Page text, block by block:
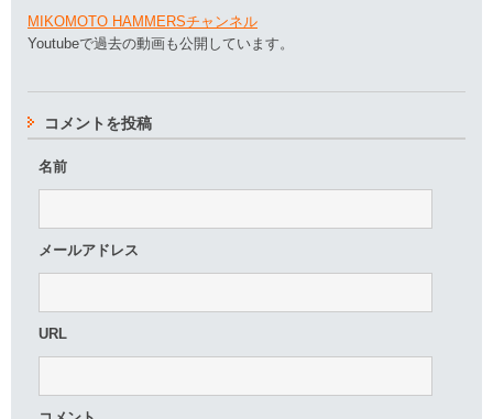
MIKOMOTO HAMMERSチャンネル
Youtubeで過去の動画も公開しています。
コメントを投稿
名前
メールアドレス
URL